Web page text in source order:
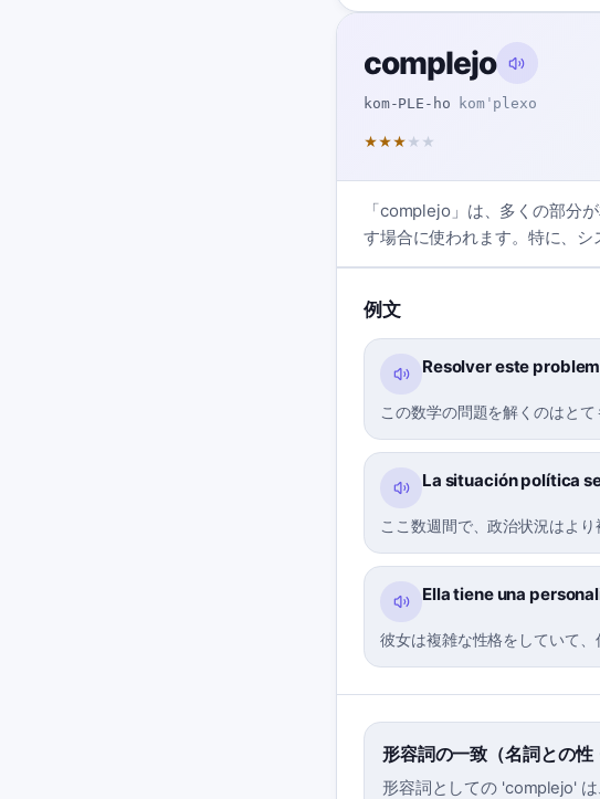
complejo
kom-PLE-ho komˈplexo
★★★ ★ ★
「complejo」は、多くの部分
す場合に使われます。特に、シ
例文
Resolver este
この数学の問題を解くのはとて
La situación política
ここ数週間で、政治状況はより
Ella tiene una
彼女は複雑な性格をしていて、
形容詞の一致（名詞との性
形容詞としての 'complejo'